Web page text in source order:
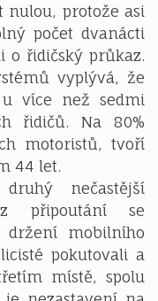
nulou, protože asi
počet dvanácti
o řidičský průkaz.
vyplývá, že
u více než sedmi
řidičů. Na 80%
motoristů, tvoří
44 let.
nečastější
připoutání se
držení mobilního
pokutovali a
místě, spolu